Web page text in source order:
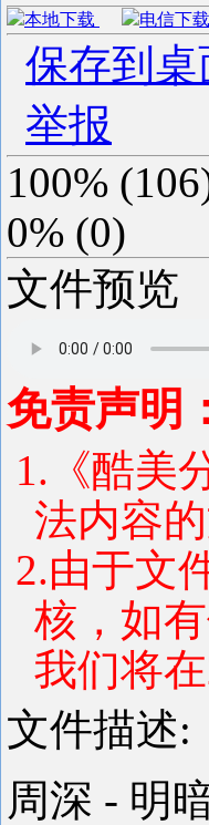
本地下载 电信下载
保存到桌
举报
100% (106
0% (0)
文件预览
免责声明：
1.《酷美
法内容
2.由于文
核，如
我们将
文件描述:
周深 - 明